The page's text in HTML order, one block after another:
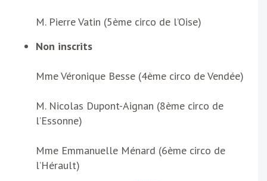
M. Pierre Vatin (5ème circo de l’Oise)
Non inscrits
Mme Véronique Besse (4ème circo de Vendée)
M. Nicolas Dupont-Aignan (8ème circo de
l’Essonne)
Mme Emmanuelle Ménard (6ème circo de
l’Hérault)